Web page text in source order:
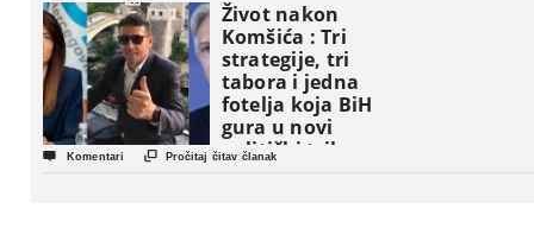
Život nakon
Komšića : Tri
strategije, tri
tabora i jedna
fotelja koja BiH
gura u novi
politički triler
 Komentari  Pročitaj čitav članak